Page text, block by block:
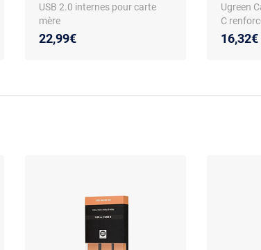
USB 2.0 internes pour carte
mère
22,99€
Ugreen
C
Noir
16,32€